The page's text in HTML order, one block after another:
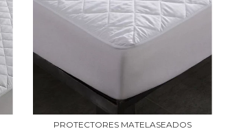
PROTECTORES MATELASEADOS